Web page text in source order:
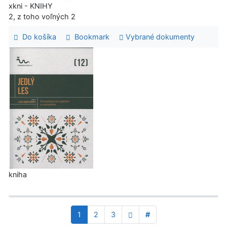
xkni - KNIHY
2, z toho voľných 2
Do košíka Bookmark Vybrané dokumenty
kniha
1 2 3 #